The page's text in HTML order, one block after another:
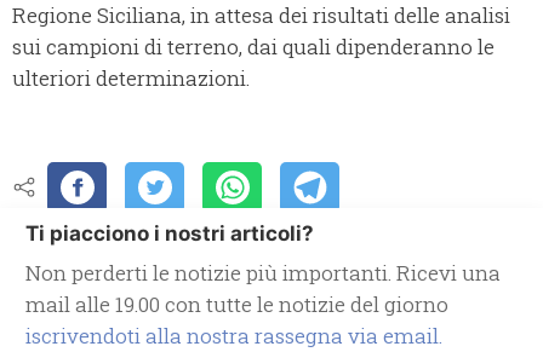
Regione Siciliana, in attesa dei risultati delle analisi
sui campioni di terreno, dai quali dipenderanno le
ulteriori determinazioni.
Ti piacciono i nostri articoli?
Non perderti le notizie più importanti. Ricevi una
mail alle 19.00 con tutte le notizie del giorno
iscrivendoti alla nostra rassegna via email.